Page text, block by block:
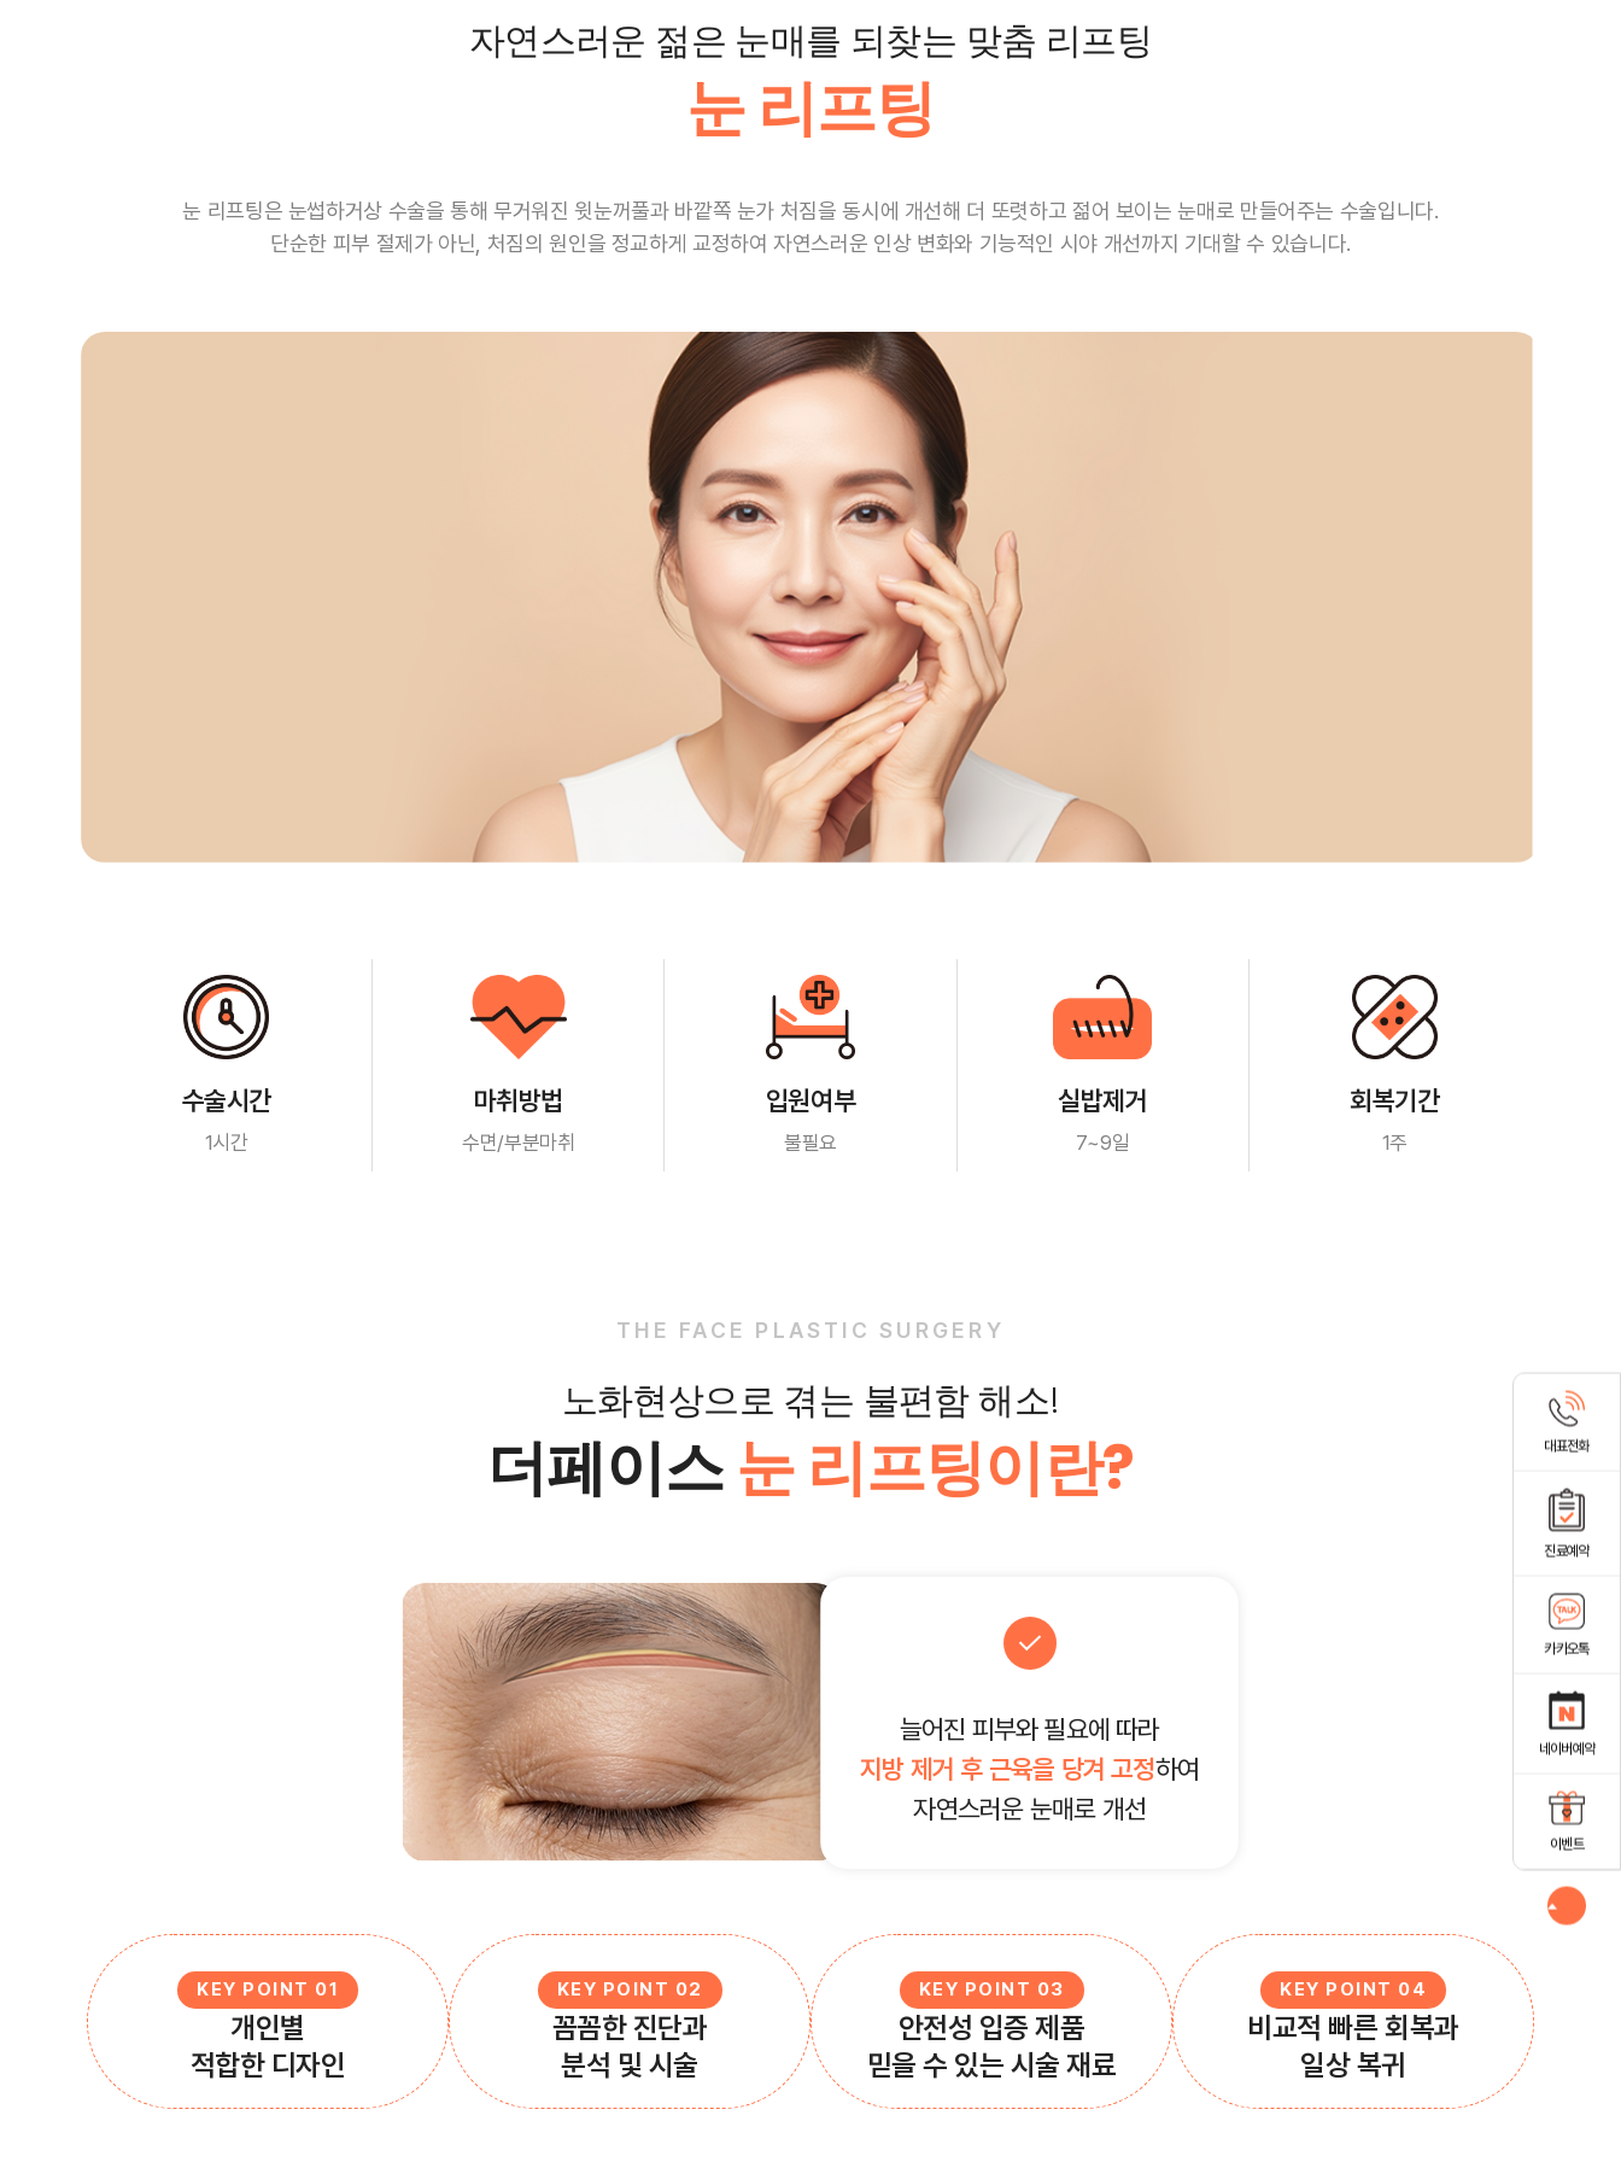
자연스러운 젊은 눈매를 되찾는 맞춤 리프팅
눈 리프팅
눈 리프팅은 눈썹하거상 수술을 통해 무거워진 윗눈꺼풀과 바깥쪽 눈가 처짐을 동시에 개선해 더 또렷하고 젊어 보이는 눈매로 만들어주는 수술입니다.
단순한 피부 절제가 아닌, 처짐의 원인을 정교하게 교정하여 자연스러운 인상 변화와 기능적인 시야 개선까지 기대할 수 있습니다.
수술시간
1시간
마취방법
수면/부분마취
입원여부
불필요
실밥제거
7~9일
회복기간
1주
THE FACE PLASTIC SURGERY
노화현상으로 겪는 불편함 해소!
더페이스눈 리프팅이란?
늘어진 피부와 필요에 따라
지방 제거 후 근육을 당겨 고정하여
자연스러운 눈매로 개선
KEY POINT 01
개인별
적합한 디자인
KEY POINT 02
꼼꼼한 진단과
분석 및 시술
KEY POINT 03
안전성 입증 제품
믿을 수 있는 시술 재료
KEY POINT 04
비교적 빠른 회복과
일상 복귀
대표전화
진료예약
카카오톡
네이버예약
이벤트